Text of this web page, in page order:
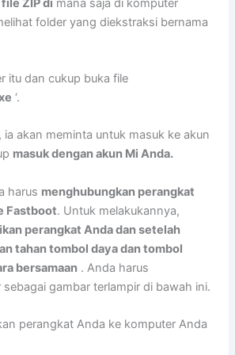
ZIP di mana saja di komputer
folder yang diekstraksi bernama
itu dan cukup buka file
‘.
ia akan meminta untuk masuk ke akun
masuk dengan akun Mi Anda.
harus menghubungkan perangkat
Fastboot. Untuk melakukannya,
perangkat Anda dan setelah
tahan tombol daya dan tombol
bersamaan . Anda harus
gambar terlampir di bawah ini.
perangkat Anda ke komputer Anda